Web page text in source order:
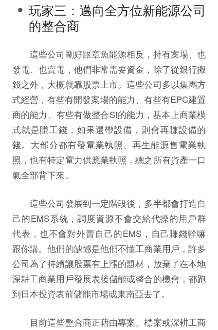
玩家三：邁向全方位新能源公司
的整合商
這些公司剛好跟章魚能源相反，持有案場、也
發電、也賣電，他們非常需要資金，除了從銀行搬
錢之外，大概就靠股票上市。這些公司多以集團方
式經營，有些有開發案場的能力、有些有EPC建置
商的能力、有些有做整合SI的能力，基本上商業模
式就是賺工錢，如果還帶設備，則會再賺設備的
錢。大部分都有發電業執照、再生能源售電業執
照，也有特定電力供應業執照，總之所有資產一口
氣全部背下來。
這些公司發展到一定階段後，多半都會打造自
己的EMS系統，調度資源不會交給代操的用戶群
代表，也不會對外賣自己的EMS，自己賺錢幹嘛
跟你講。他們的缺憾是他們不懂工商業用戶，許多
公司為了持續讓股票有上漲的題材，放棄了在本地
深耕工商業用戶發展表後儲能或整合的機會，都跑
到日本投資表前儲能市場或東南亞去了。
目前這些整合商正藉由專案、標案或深耕工商